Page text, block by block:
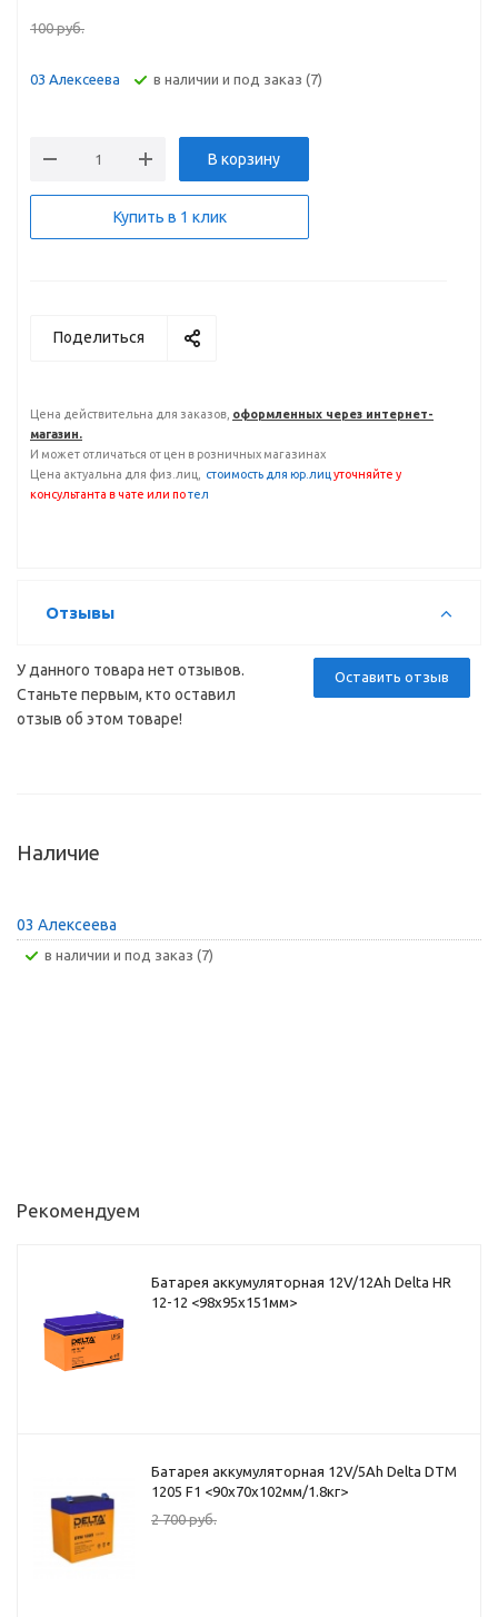
100руб.
03 Алексеева В наличии и под заказ (7)
В корзину
Купить в 1 клик
Поделиться
Цена действительна для заказов, оформленных через интернет-
магазин.
И может отличаться от цен в розничных магазинах
Цена актуальна для физ.лиц,
стоимость для юр.лиц уточняйте у
консультанта в чате или потел
Отзывы
Оставить отзыв
У данного товара нет отзывов.
Станьте первым, кто оставил
отзыв об этом товаре!
Наличие
03 Алексеева
В наличии и под заказ (7)
Рекомендуем
Батарея аккумуляторная 12V/12Ah Delta HR
12-12 <98x95x151мм>
Батарея аккумуляторная 12V/5Ah Delta DTM
1205 F1 <90x70x102мм/1.8кг>
2 700руб.